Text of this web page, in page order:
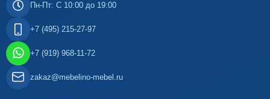
Пн-Пт: С 10:00 до 19:00
+7 (495) 215-27-97
+7 (919) 968-11-72
zakaz@mebelino-mebel.ru